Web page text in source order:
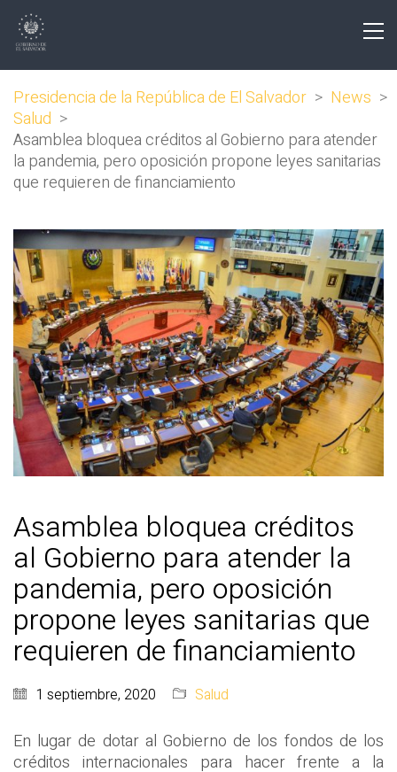
Presidencia de la República de El Salvador > News >
Salud >
Asamblea bloquea créditos al Gobierno para atender
la pandemia, pero oposición propone leyes sanitarias
que requieren de financiamiento
Asamblea bloquea créditos
al Gobierno para atender la
pandemia, pero oposición
propone leyes sanitarias que
requieren de financiamiento
1 septiembre, 2020 Salud
En lugar de dotar al Gobierno de los fondos de los
créditos internacionales para hacer frente a la